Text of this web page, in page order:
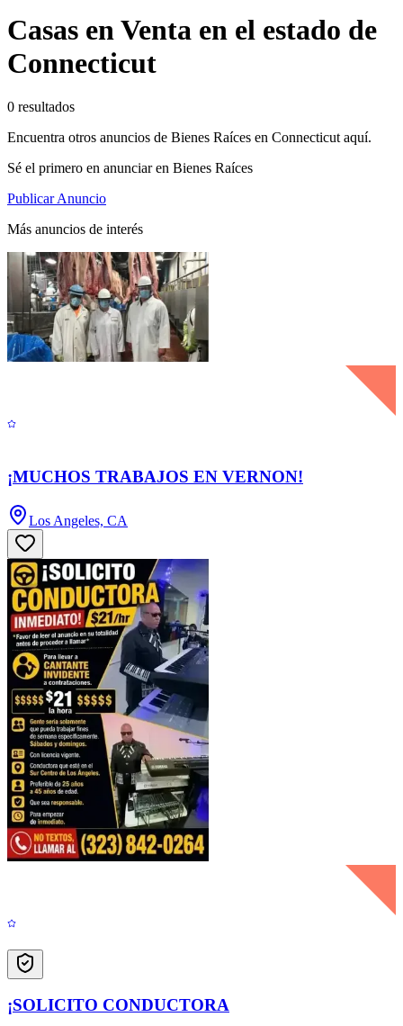
Casas en Venta en el estado de
Connecticut
0 resultados
Encuentra otros anuncios de Bienes Raíces en Connecticut aquí.
Sé el primero en anunciar en Bienes Raíces
Publicar Anuncio
Más anuncios de interés
¡MUCHOS TRABAJOS EN VERNON!
Los Angeles, CA
¡SOLICITO CONDUCTORA